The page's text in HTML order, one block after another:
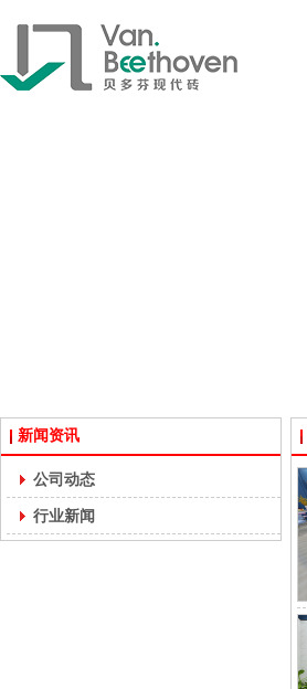
新闻资讯
公司动态
行业新闻